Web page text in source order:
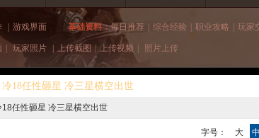
游戏界面 基础资料：每日推荐 综合经验 职业攻略 玩家
玩家照片 上传截图 上传视频 照片上传
18任性砸星 冷三星横空出世
任性砸星 冷三星横空出世
字号： 大 中